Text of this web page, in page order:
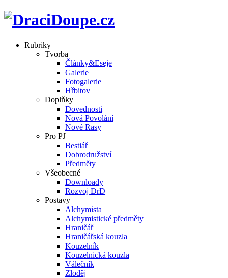
Rubriky
Tvorba
Články&Eseje
Galerie
Fotogalerie
Hřbitov
Doplňky
Dovednosti
Nová Povolání
Nové Rasy
Pro PJ
Bestiář
Dobrodružství
Předměty
Všeobecné
Downloady
Rozvoj DrD
Postavy
Alchymista
Alchymistické předměty
Hraničář
Hraničářská kouzla
Kouzelník
Kouzelnická kouzla
Válečník
Zloděj